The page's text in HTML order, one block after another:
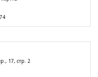
17, стр. 2